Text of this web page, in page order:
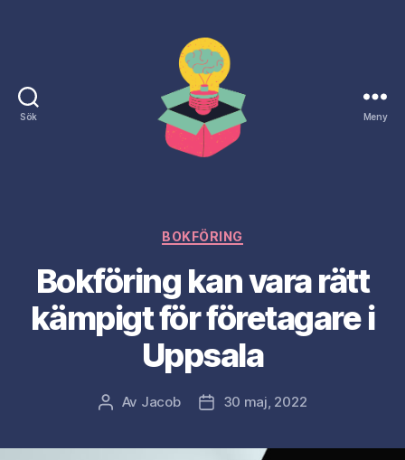
Sök Meny
Kategorier
BOKFÖRING
Bokföring kan vara rätt
kämpigt för företagare i
Uppsala
Inläggsförfattare
Av Jacob Inläggsdatum
30 maj, 2022